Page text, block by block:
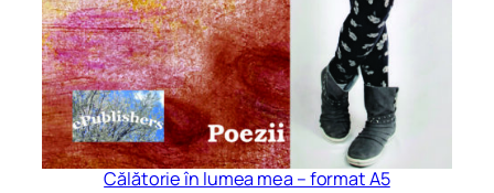
Călătorie în lumea mea – format A5